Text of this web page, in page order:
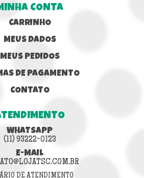
CONTA
CARRINHO
MEUS DADOS
MEUS PEDIDOS
DE PAGAMENTO
CONTATO
WHATSAPP
(11) 93222-0123
E-MAIL
DE ATENDIMENTO